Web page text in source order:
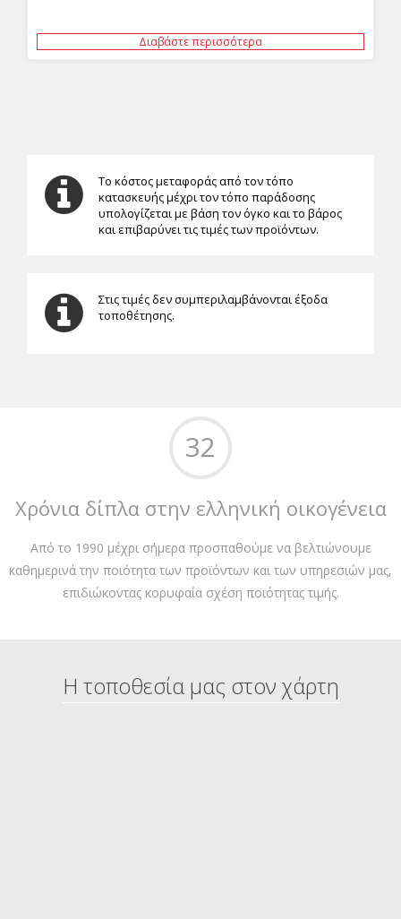
Διαβάστε περισσότερα
Το κόστος μεταφοράς από τον τόπο
κατασκευής μέχρι τον τόπο παράδοσης
υπολογίζεται με βάση τον όγκο και το βάρος
και επιβαρύνει τις τιμές των προϊόντων.
Στις τιμές δεν συμπεριλαμβάνονται έξοδα
τοποθέτησης.
32
Χρόνια δίπλα στην ελληνική οικογένεια
Από το 1990 μέχρι σήμερα προσπαθούμε να βελτιώνουμε
καθημερινά την ποιότητα των προϊόντων και των υπηρεσιών μας,
επιδιώκοντας κορυφαία σχέση ποιότητας τιμής.
Η τοποθεσία μας στον χάρτη